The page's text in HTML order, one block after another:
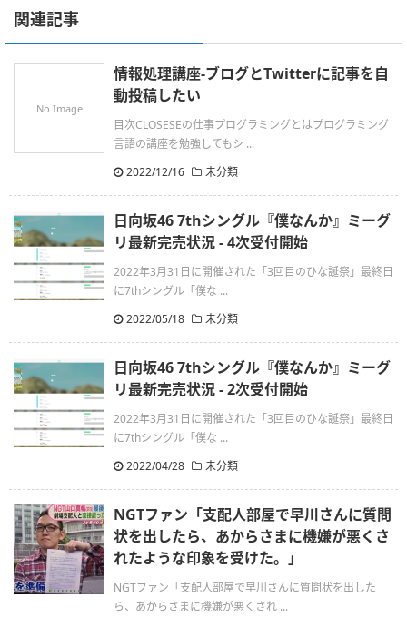
関連記事
No Image
情報処理講座-ブログとTwitterに記事を自
動投稿したい
目次CLOSESEの仕事プログラミングとはプログラミング
言語の講座を勉強してもシ ...
2022/12/16
未分類
日向坂46 7thシングル『僕なんか』ミーグ
リ最新完売状況 - 4次受付開始
2022年3月31日に開催された「3回目のひな誕祭」最終日
に7thシングル「僕な ...
2022/05/18
未分類
日向坂46 7thシングル『僕なんか』ミーグ
リ最新完売状況 - 2次受付開始
2022年3月31日に開催された「3回目のひな誕祭」最終日
に7thシングル「僕な ...
2022/04/28
未分類
NGTファン「支配人部屋で早川さんに質問
状を出したら、あからさまに機嫌が悪くさ
れたような印象を受けた。」
NGTファン「支配人部屋で早川さんに質問状を出した
ら、あからさまに機嫌が悪くされ ...